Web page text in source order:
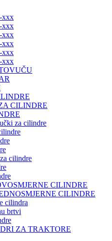
xxx
xxx
xxx
xxx
xxx
xxx
CILINDRE
za cilindre
cilindre
CILINDRE
CILINDRE
cilindra
brtvi
ZA TRAKTORE